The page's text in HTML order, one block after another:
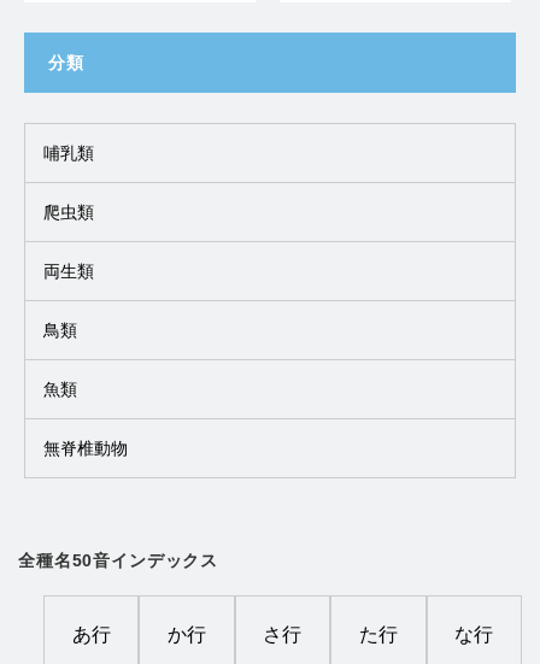
分類
哺乳類
爬虫類
両生類
鳥類
魚類
無脊椎動物
全種名50音インデックス
あ行 か行 さ行 た行 な行